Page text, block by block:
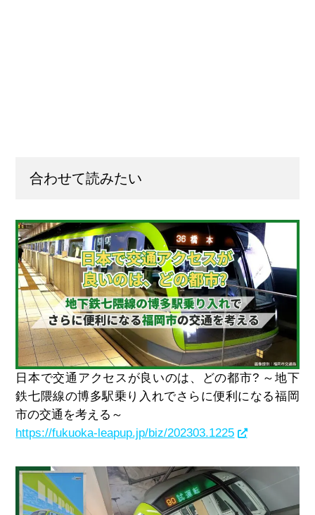
合わせて読みたい
日本で交通アクセスが良いのは、どの都市? ～地下
鉄七隈線の博多駅乗り入れでさらに便利になる福岡
市の交通を考える～
https://fukuoka-leapup.jp/biz/202303.1225